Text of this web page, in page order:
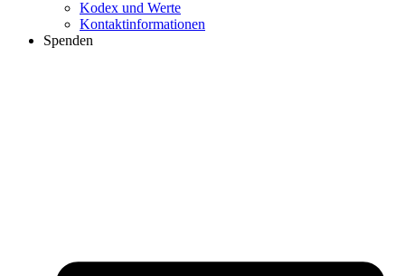
Kodex und Werte
Kontaktinformationen
Spenden